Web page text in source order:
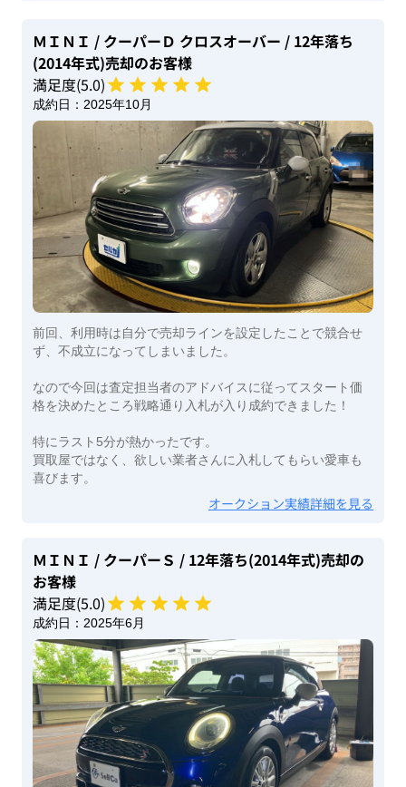
ＭＩＮＩ / クーパーＤ クロスオーバー / 12年落ち
(2014年式)売却のお客様
満足度(5.0)
成約日： 2025年10月
前回、利用時は自分で売却ラインを設定したことで競合せ
ず、不成立になってしまいました。
なので今回は査定担当者のアドバイスに従ってスタート価
格を決めたところ戦略通り入札が入り成約できました！
特にラスト5分が熱かったです。
買取屋ではなく、欲しい業者さんに入札してもらい愛車も
喜びます。
オークション実績詳細を見る
ＭＩＮＩ / クーパーＳ / 12年落ち(2014年式)売却の
お客様
満足度(5.0)
成約日： 2025年6月